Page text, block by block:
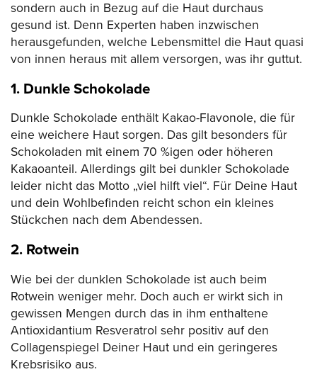
sondern auch in Bezug auf die Haut durchaus
gesund ist. Denn Experten haben inzwischen
herausgefunden, welche Lebensmittel die Haut quasi
von innen heraus mit allem versorgen, was ihr guttut.
1. Dunkle Schokolade
Dunkle Schokolade enthält Kakao-Flavonole, die für
eine weichere Haut sorgen. Das gilt besonders für
Schokoladen mit einem 70 %igen oder höheren
Kakaoanteil. Allerdings gilt bei dunkler Schokolade
leider nicht das Motto „viel hilft viel“. Für Deine Haut
und dein Wohlbefinden reicht schon ein kleines
Stückchen nach dem Abendessen.
2. Rotwein
Wie bei der dunklen Schokolade ist auch beim
Rotwein weniger mehr. Doch auch er wirkt sich in
gewissen Mengen durch das in ihm enthaltene
Antioxidantium Resveratrol sehr positiv auf den
Collagenspiegel Deiner Haut und ein geringeres
Krebsrisiko aus.